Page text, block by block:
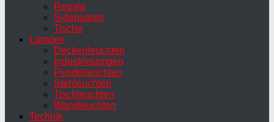
Regale
Sideboards
Tische
Lampen
Deckenleuchten
Industrielampen
Pendelleuchten
Stehleuchten
Tischleuchten
Wandleuchten
Technik